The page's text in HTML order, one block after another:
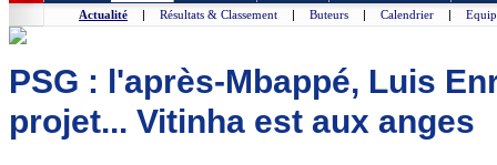
Actualité | Résultats & Classement | Buteurs | Calendrier |
PSG : l'après-Mbappé, Luis
projet... Vitinha est aux anges